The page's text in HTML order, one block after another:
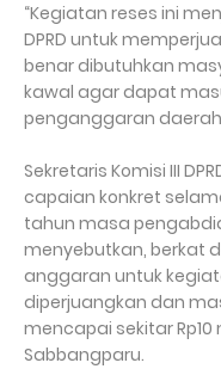
“Kegiatan reses ini
DPRD untuk
benar dibutuhkan
kawal agar dapat
penganggaran
Sekretaris Komisi III
capaian konkret
tahun masa
menyebutkan, berkat
anggaran untuk
diperjuangkan dan
mencapai sekitar
Sabbangparu.